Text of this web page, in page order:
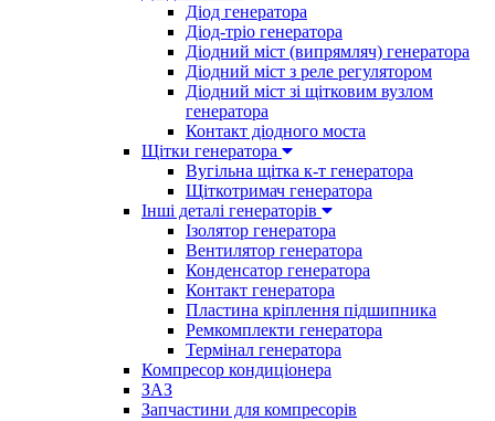
Діод генератора
Діод-тріо генератора
Діодний міст (випрямляч) генератора
Діодний міст з реле регулятором
Діодний міст зі щітковим вузлом
генератора
Контакт діодного моста
Щітки генератора
Вугільна щітка к-т генератора
Щіткотримач генератора
Інші деталі генераторів
Ізолятор генератора
Вентилятор генератора
Конденсатор генератора
Контакт генератора
Пластина кріплення підшипника
Ремкомплекти генератора
Термінал генератора
Компресор кондиціонера
ЗАЗ
Запчастини для компресорів